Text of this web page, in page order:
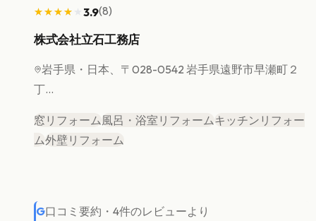
★★★★★
★★★★★ 3.9(8)
株式会社立石工務店
岩手県 ・日本、〒028-0542 岩手県遠野市早瀬町２
丁...
窓リフォーム 風呂・浴室リフォームキッチンリフォー
ム外壁リフォーム
G口コミ要約 ・ 4件のレビューより